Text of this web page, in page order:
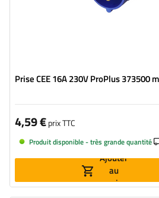
Prise CEE 16A 230V ProPlus 373500
4,59 €prix TTC
Produit disponible - très grande quantité
Ajouter
au
panier